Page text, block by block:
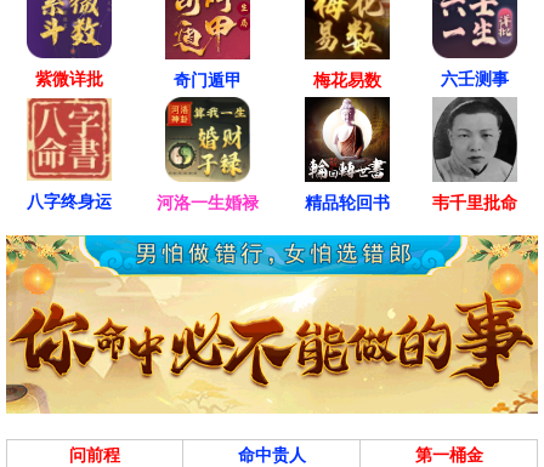
紫微详批 奇门遁甲 梅花易数 六壬测事
八字终身运 河洛一生婚禄 精品轮回书 韦千里批命
问前程 命中贵人
第一桶金